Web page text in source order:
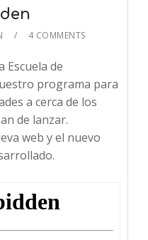
4 COMMENTS
Escuela de
programa para
a cerca de los
de lanzar.
web y el nuevo